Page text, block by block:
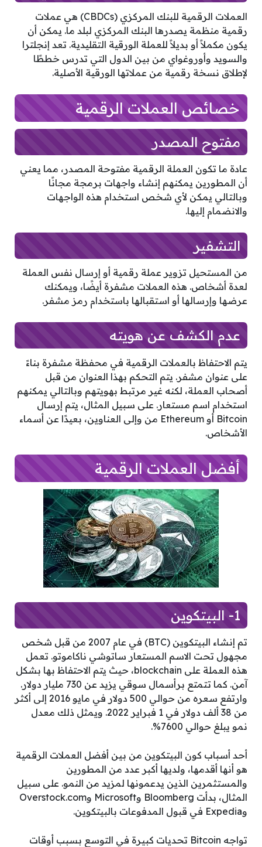
العملات الرقمية للبنك المركزي (CBDCs) هي عملات
رقمية منظمة يصدرها البنك المركزي لبلد ما. يمكن أن
يكون مكملاً أو بديلاً للعملة الورقية التقليدية. تعد إنجلترا
والسويد وأوروغواي من بين الدول التي تدرس خططًا
لإطلاق نسخة رقمية من عملاتها الورقية الأصلية.
خصائص العملات الرقمية
مفتوح المصدر
عادة ما تكون العملة الرقمية مفتوحة المصدر، مما يعني
أن المطورين يمكنهم إنشاء واجهات برمجة مجانًا
وبالتالي يمكن لأي شخص استخدام هذه الواجهات
والانضمام إليها.
التشفير
من المستحيل تزوير عملة رقمية أو إرسال نفس العملة
لعدة أشخاص. هذه العملات مشفرة أيضًا، ويمكنك
عرضها وإرسالها أو استقبالها باستخدام رمز مشفر.
عدم الكشف عن هويته
يتم الاحتفاظ بالعملات الرقمية في محفظة مشفرة بناءً
على عنوان مشفر. يتم التحكم بهذا العنوان من قبل
أصحاب العملة، لكنه غير مرتبط بهويتهم وبالتالي يمكنهم
استخدام اسم مستعار. على سبيل المثال، يتم إرسال
Bitcoin أو Ethereum من وإلى العناوين، بعيدًا عن أسماء
الأشخاص.
أفضل العملات الرقمية
1- البيتكوين
تم إنشاء البيتكوين (BTC) في عام 2007 من قبل شخص
مجهول تحت الاسم المستعار ساتوشي ناكاموتو. تعمل
هذه العملة على blockchain، حيث يتم الاحتفاظ بها بشكل
آمن. كما تتمتع برأسمال سوقي يزيد عن 730 مليار دولار.
وارتفع سعره من حوالي 500 دولار في مايو 2016 إلى أكثر
من 38 ألف دولار في 1 فبراير 2022. ويمثل ذلك معدل
نمو يبلغ حوالي 7600%.
أحد أسباب كون البيتكوين من بين أفضل العملات الرقمية
هو أنها أقدمها، ولديها أكبر عدد من المطورين
والمستثمرين الذين يدعمونها لمزيد من النمو. على سبيل
المثال، بدأت Bloomberg وMicrosoft وOverstock.com
وExpedia في قبول المدفوعات بالبيتكوين.
تواجه Bitcoin تحديات كبيرة في التوسع بسبب أوقات